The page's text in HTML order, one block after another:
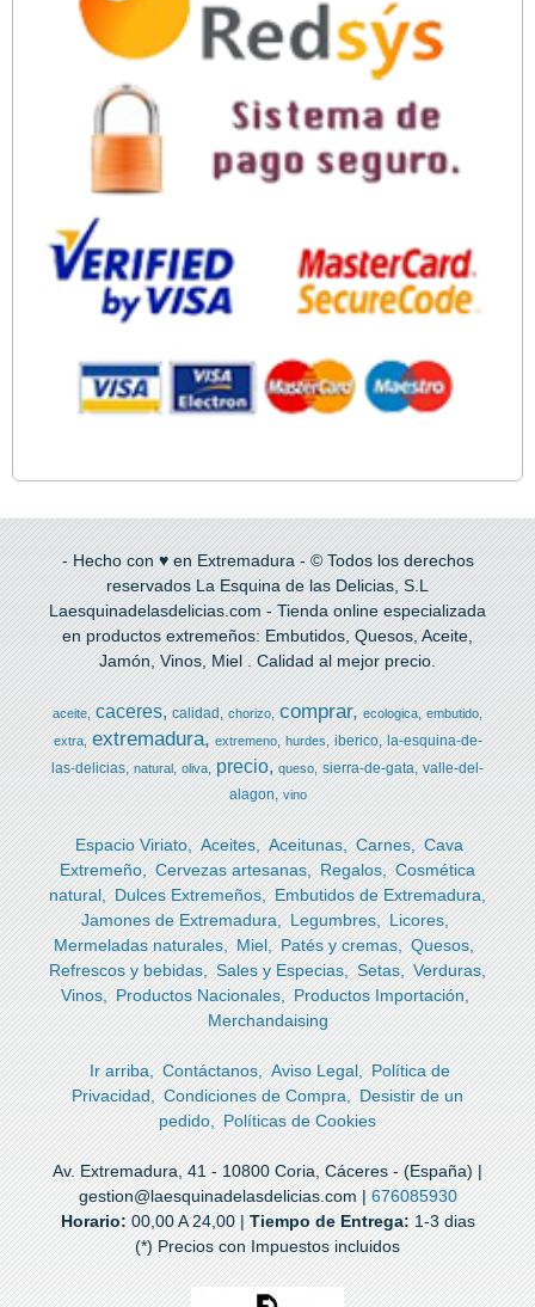
- Hecho con ♥ en Extremadura - © Todos los derechos
reservados La Esquina de las Delicias, S.L
Laesquinadelasdelicias.com - Tienda online especializada
en productos extremeños: Embutidos, Quesos, Aceite,
Jamón, Vinos, Miel . Calidad al mejor precio.
aceite caceres calidad chorizo comprar ecologica embutido
extra
extremadura extremeno hurdes iberico la-esquina-de-
las-delicias natural oliva precio queso sierra-de-gata valle-del-
alagon
vino
Espacio Viriato Aceites Aceitunas Carnes
Cava
Extremeño
Cervezas artesanas Regalos
Cosmética
natural
Dulces Extremeños
Embutidos de Extremadura
Jamones de Extremadura
Legumbres
Licores
Mermeladas naturales
Miel Patés y cremas
Quesos
Refrescos y bebidas
Sales y Especias Setas
Verduras
Vinos
Productos Nacionales
Productos Importación
Merchandaising
Ir arriba Contáctanos Aviso Legal
Política de
Privacidad
Condiciones de Compra
Desistir de un
pedido
Políticas de Cookies
Av. Extremadura, 41 - 10800 Coria, Cáceres - (España) |
gestion@laesquinadelasdelicias.com | 676085930
Horario: 00,00 A 24,00 | Tiempo de Entrega: 1-3 dias
(*) Precios con Impuestos incluidos